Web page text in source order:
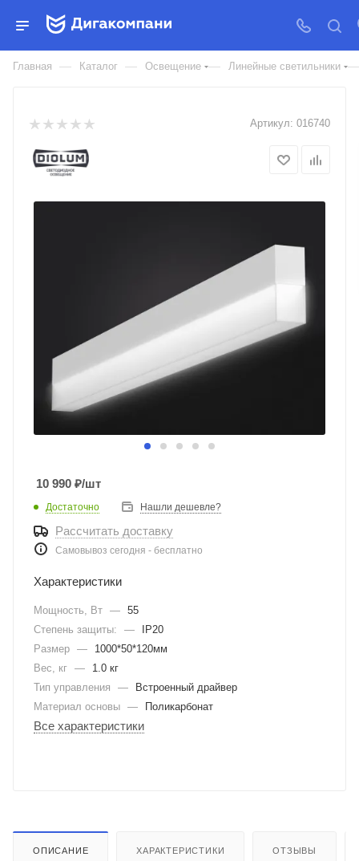
СВЕТИЛЬНИК СВЕТОДИОДНЫЙ
FTP-WISP-RAY
Главная — Каталог — Освещение — Линейные светильники —
Артикул: 016740
10 990 ₽/шт
Достаточно Нашли дешевле?
Рассчитать доставку
Самовывоз сегодня - бесплатно
Характеристики
Мощность, Вт — 55
Степень защиты:
—
IP20
Размер —
1000*50*120мм
Вес, кг —
1.0 кг
Тип управления
—
Встроенный драйвер
Материал основы — Поликарбонат
Все характеристики
ОПИСАНИЕ ХАРАКТЕРИСТИКИ ОТЗЫВЫ